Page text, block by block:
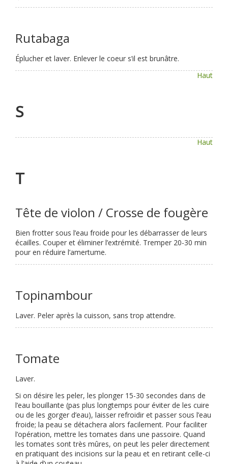
Rutabaga
Éplucher et laver. Enlever le coeur s’il est brunâtre.
Haut
S
Haut
T
Tête de violon / Crosse de fougère
Bien frotter sous l’eau froide pour les débarrasser de leurs
écailles. Couper et éliminer l’extrémité. Tremper 20-30 min
pour en réduire l’amertume.
Topinambour
Laver. Peler après la cuisson, sans trop attendre.
Tomate
Laver.
Si on désire les peler, les plonger 15-30 secondes dans de
l’eau bouillante (pas plus longtemps pour éviter de les cuire
ou de les gorger d’eau), laisser refroidir et passer sous l’eau
froide; la peau se détachera alors facilement. Pour faciliter
l’opération, mettre les tomates dans une passoire. Quand
les tomates sont très mûres, on peut les peler directement
en pratiquant des incisions sur la peau et en retirant celle-ci